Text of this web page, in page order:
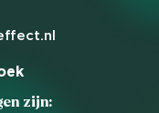
zijn: